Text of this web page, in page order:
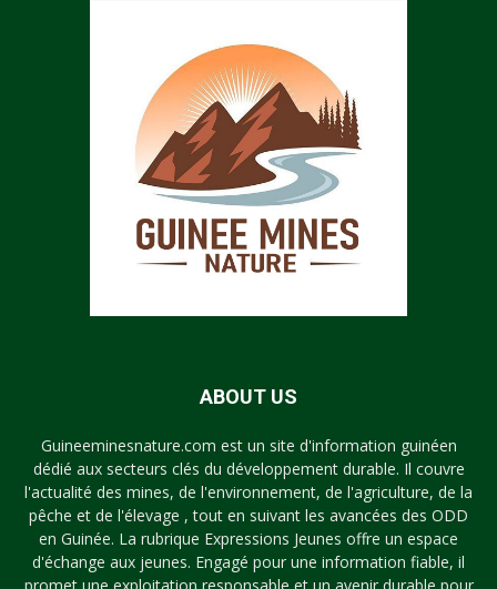
ABOUT US
Guineeminesnature.com est un site d'information guinéen
dédié aux secteurs clés du développement durable. Il couvre
l'actualité des mines, de l'environnement, de l'agriculture, de la
pêche et de l'élevage , tout en suivant les avancées des ODD
en Guinée. La rubrique Expressions Jeunes offre un espace
d'échange aux jeunes. Engagé pour une information fiable, il